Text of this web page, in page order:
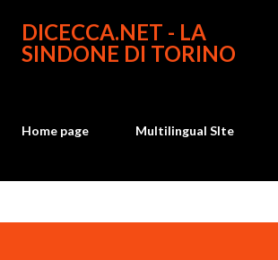
Passa ai contenuti principali
DICECCA.NET - LA
SINDONE DI TORINO
Home page Multilingual SIte